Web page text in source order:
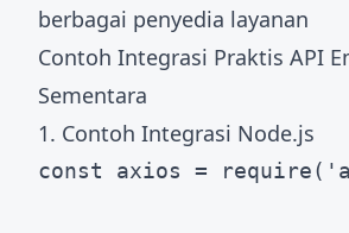
berbagai penyedia layanan
Contoh Integrasi Praktis API
Sementara
1. Contoh Integrasi Node.js
const axios =